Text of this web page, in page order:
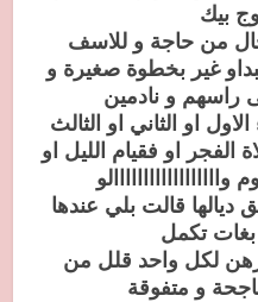
بيك
من حاجة و للاسف
غير بخطوة صغيرة و
راسهم و نادمين
او الثاني او الثالث
او فقيام الليل او
ديالها قالت بلي عندها
تكمل
لكل واحد قلل من
ناجحة و متفوقة